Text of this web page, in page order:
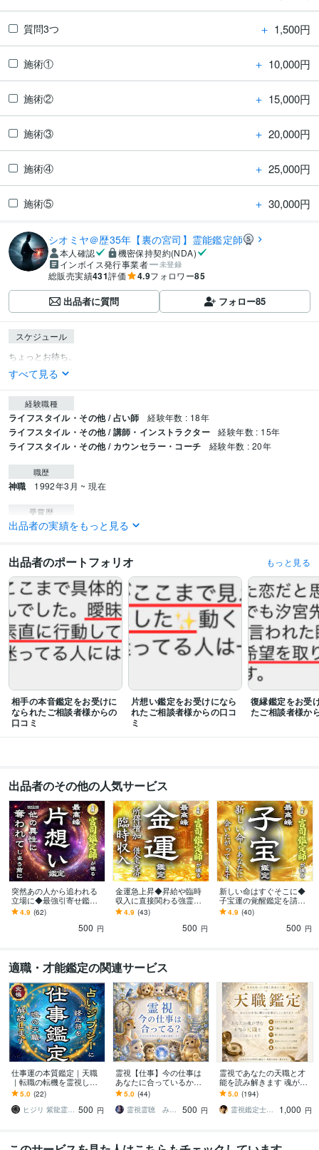
質問3つ ＋ 1,500円
施術① ＋ 10,000円
施術② ＋ 15,000円
施術③ ＋ 20,000円
施術④ ＋ 25,000円
施術⑤ ＋ 30,000円
シオミヤ＠歴35年【裏の宮司】霊能鑑定師
本人確認
機密保持契約(NDA)
インボイス発行事業者
未登録
総販売実績431評価 4.9フォロワー85
出品者に質問 フォロー85
スケジュール
すべて見る
経験職種
ライフスタイル・その他 / 占い師 経験年数 : 18年
ライフスタイル・その他 / 講師・インストラクター 経験年数 : 15年
ライフスタイル・その他 / カウンセラー・コーチ 経験年数 : 20年
職歴
神職 1992年3月 ~ 現在
受賞歴
「海は、何も語らない。けれど、すべてを視ている」
のか」
資格・検定
上級心理カウンセラー 取得年 : 2000年
認定スピリチュアルカウンセラー 取得年 : 2004年
得意分野
占い 霊視
恋愛 片想い 復縁 霊視
鑑定
語学力
英語 日常会話レベル
出品者の実績をもっと見る
出品者のポートフォリオ もっと見る
相手の本音鑑定をお受けに
なられたご相談者様からの
口コミ
片想い鑑定をお受けになら
れたご相談者様からの口コ
ミ
復縁鑑定をお受
たご相談者様か
出品者のその他の人気サービス
突然あの人から追われる
立場に◆最強引寄せ鑑定
します 【想いの真意を深
く視て成就へ導く】大ボ
4.9 (62)
500 円
金運急上昇◆昇給や臨時
収入に直接関わる強霊視
します 【お金に不自由し
ない快適な日常をあなた
に】大ボリューム鑑定
4.9 (43)
500 円
新しい命はすぐそこに◆
子宝運の覚醒鑑定を請負
います 【魂のご縁を深く
視て授かりの道を導く】
大ボリューム集中鑑定
4.9 (40)
500 円
適職・才能鑑定の関連サービス
仕事運の本質鑑定｜天職
｜転職の転機を霊視しま
す 【人生が動き出す霊
視】あなたの魂に合う働
き方を徹底解読
5.0 (22)
ヒジリ 紫龍霊視伝承者 500 円
霊視【仕事】今の仕事は
あなたに合っているかを
視ます 今すぐ知りたいに
サクッと！霊視で 今の仕
事とあなたの相性を
5.0 (44)
霊視霊聴 みんみ
500 円
霊視であなたの天職と才
能を読み解きます 魂が本
来求める“天職”と“才能の
芽”を霊視で探ります
5.0 (194)
霊視鑑定士 葉月（霊眼）
1,000 円